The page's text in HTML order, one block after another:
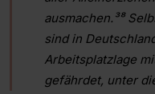
ausmachen.³⁸
sind in
Arbeitsplatzlage
gefährdet, unter